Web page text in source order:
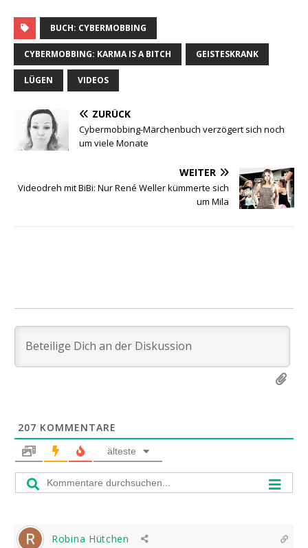
BUCH: CYBERMOBBING
CYBERMOBBING: KARMA IS A BITCH GEISTESKRANK
LÜGEN VIDEOS
ZURÜCK
Cybermobbing-Märchenbuch verzögert sich noch
um viele Monate
WEITER
Videodreh mit BiBi: Nur René Weller kümmerte sich
um Mila
207 KOMMENTARE
älteste
Robina Hütchen